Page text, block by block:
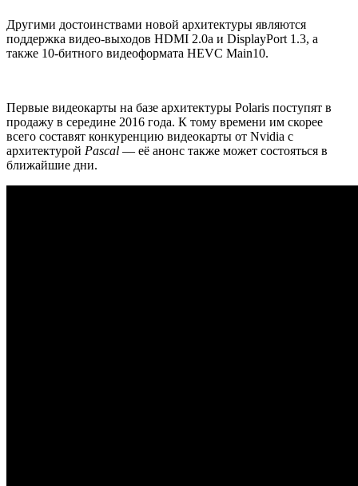
Другими достоинствами новой архитектуры являются
поддержка видео-выходов HDMI 2.0a и DisplayPort 1.3, а
также 10-битного видеоформата HEVC Main10.
Первые видеокарты на базе архитектуры Polaris поступят в
продажу в середине 2016 года. К тому времени им скорее
всего составят конкуренцию видеокарты от Nvidia с
архитектурой Pascal — её анонс также может состояться в
ближайшие дни.